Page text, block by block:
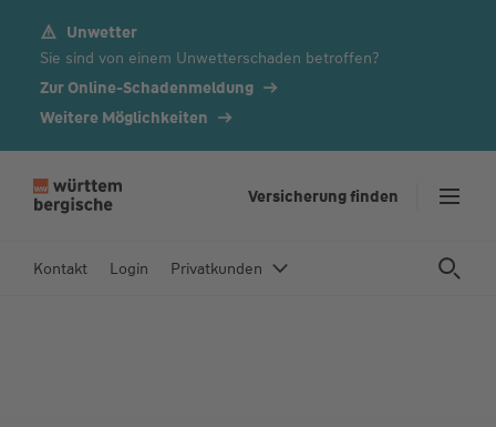
Unwetter
Sie sind von einem Unwetterschaden betroffen?
Zur Online-Schadenmeldung
Weitere Möglichkeiten
ri
Versicherung finden
Kontakt Login Privatkunden